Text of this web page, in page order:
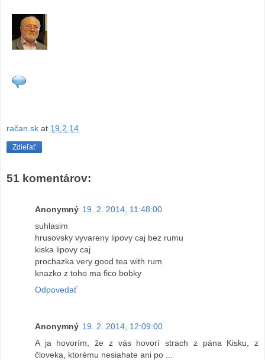
račan.sk at 19.2.14
Zdieľať
51 komentárov:
Anonymný 19. 2. 2014, 11:48:00
suhlasim
hrusovsky vyvareny lipovy caj bez rumu
kiska lipovy caj
prochazka very good tea with rum
knazko z toho ma fico bobky
Odpovedať
Anonymný 19. 2. 2014, 12:09:00
A ja hovorím, že z vás hovorí strach z pána Kisku, z
človeka, ktorému nesiahate ani po ...